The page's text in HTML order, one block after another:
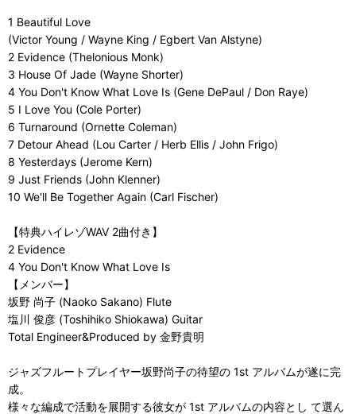
1 Beautiful Love
(Victor Young / Wayne King / Egbert Van Alstyne)
2 Evidence (Thelonious Monk)
3 House Of Jade (Wayne Shorter)
4 You Don't Know What Love Is (Gene DePaul / Don Raye)
5 I Love You (Cole Porter)
6 Turnaround (Ornette Coleman)
7 Detour Ahead (Lou Carter / Herb Ellis / John Frigo)
8 Yesterdays (Jerome Kern)
9 Just Friends (John Klenner)
10 We'll Be Together Again (Carl Fischer)
【特典ハイレゾWAV 2曲付き】
2 Evidence
4 You Don't Know What Love Is
【メンバー】
坂野 尚子 (Naoko Sakano) Flute
塩川 俊彦 (Toshihiko Shiokawa) Guitar
Total Engineer&Produced by 金野貴明
ジャズフルートプレイヤー坂野尚子の待望の 1st アルバムが遂に完
成。
様々な編成で活動を展開する彼女が 1st アルバムの内容とし て選ん